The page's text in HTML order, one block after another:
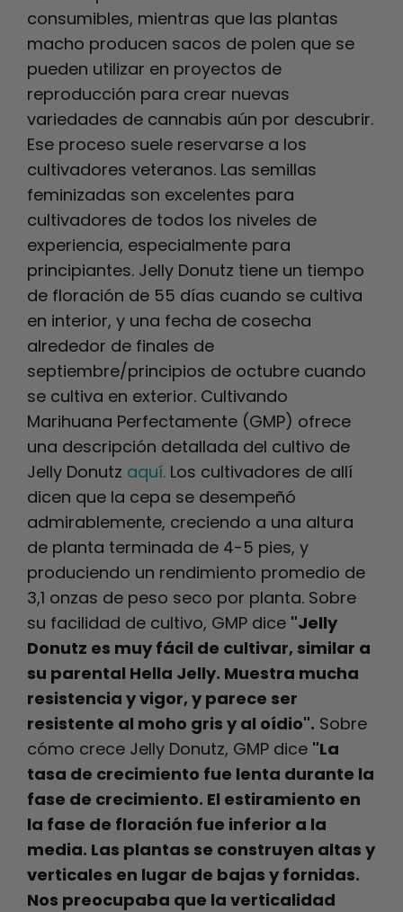
consumibles, mientras que las plantas
macho producen sacos de polen que se
pueden utilizar en proyectos de
reproducción para crear nuevas
variedades de cannabis aún por descubrir.
Ese proceso suele reservarse a los
cultivadores veteranos. Las semillas
feminizadas son excelentes para
cultivadores de todos los niveles de
experiencia, especialmente para
principiantes. Jelly Donutz tiene un tiempo
de floración de 55 días cuando se cultiva
en interior, y una fecha de cosecha
alrededor de finales de
septiembre/principios de octubre cuando
se cultiva en exterior. Cultivando
Marihuana Perfectamente (GMP) ofrece
una descripción detallada del cultivo de
Jelly Donutz aquí.Los cultivadores de allí
dicen que la cepa se desempeñó
admirablemente, creciendo a una altura
de planta terminada de 4-5 pies, y
produciendo un rendimiento promedio de
3,1 onzas de peso seco por planta. Sobre
su facilidad de cultivo, GMP dice "Jelly
Donutz es muy fácil de cultivar, similar a
su parental Hella Jelly. Muestra mucha
resistencia y vigor, y parece ser
resistente al moho gris y al oídio". Sobre
cómo crece Jelly Donutz, GMP dice "La
tasa de crecimiento fue lenta durante la
fase de crecimiento. El estiramiento en
la fase de floración fue inferior a la
media. Las plantas se construyen altas y
verticales en lugar de bajas y fornidas.
Nos preocupaba que la verticalidad